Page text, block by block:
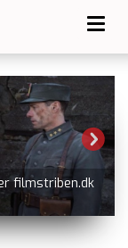
filmstriben.dk